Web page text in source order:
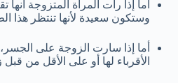
أما إذا رأت المرأة المتزوجة
وستكون سعيدة لأنها تنتظر
أما إذا سارت الزوجة على
الأقرباء لها أو على الأقل من قبل